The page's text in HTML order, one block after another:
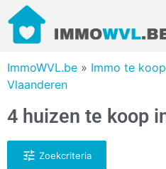
ImmoWVL.be » Immo te koop
Vlaanderen
4 huizen te koop
Zoekcriteria